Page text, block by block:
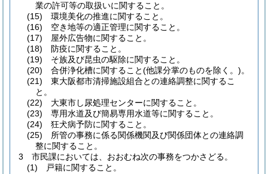
業の許可等の取扱いに関すること。
(15)
環境美化の推進に関すること。
(16)
空き地等の適正管理に関すること。
(17)
屋外広告物に関すること。
(18)
防疫に関すること。
(19)
そ族及び昆虫の駆除に関すること。
(20)
合併浄化槽に関すること(他課分掌のものを除く。)。
(21)
東大阪都市清掃施設組合との連絡調整に関するこ
と。
(22)
大東市し尿処理センターに関すること。
(23)
専用水道及び簡易専用水道等に関すること。
(24)
狂犬病予防に関すること。
(25)
所管の事務に係る関係機関及び関係団体との連絡調
整に関すること。
3
市民課においては、おおむね次の事務をつかさどる。
(1)
戸籍に関すること。